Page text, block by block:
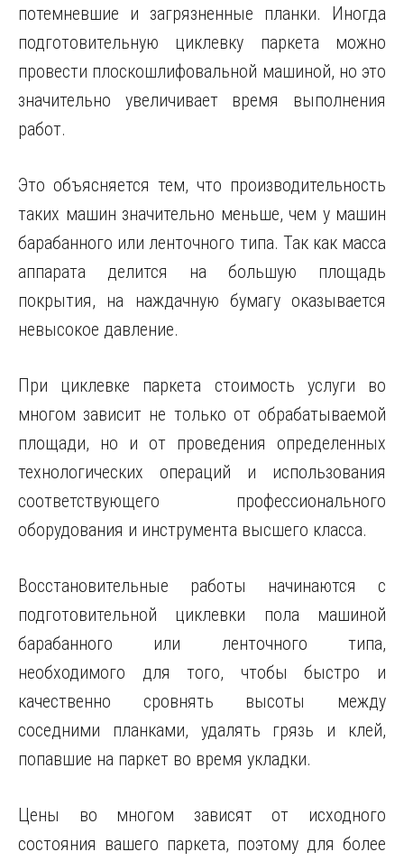
потемневшие и загрязненные планки. Иногда
подготовительную циклевку паркета можно
провести плоскошлифовальной машиной, но это
значительно увеличивает время выполнения
работ.
Это объясняется тем, что производительность
таких машин значительно меньше, чем у машин
барабанного или ленточного типа. Так как масса
аппарата делится на большую площадь
покрытия, на наждачную бумагу оказывается
невысокое давление.
При циклевке паркета стоимость услуги во
многом зависит не только от обрабатываемой
площади, но и от проведения определенных
технологических операций и использования
соответствующего профессионального
оборудования и инструмента высшего класса.
Восстановительные работы начинаются с
подготовительной циклевки пола машиной
барабанного или ленточного типа,
необходимого для того, чтобы быстро и
качественно сровнять высоты между
соседними планками, удалять грязь и клей,
попавшие на паркет во время укладки.
Цены во многом зависят от исходного
состояния вашего паркета, поэтому для более